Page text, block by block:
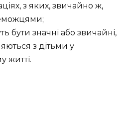
з яких, звичайно ж,
бути значні або звичайні,
з дітьми у
житті.